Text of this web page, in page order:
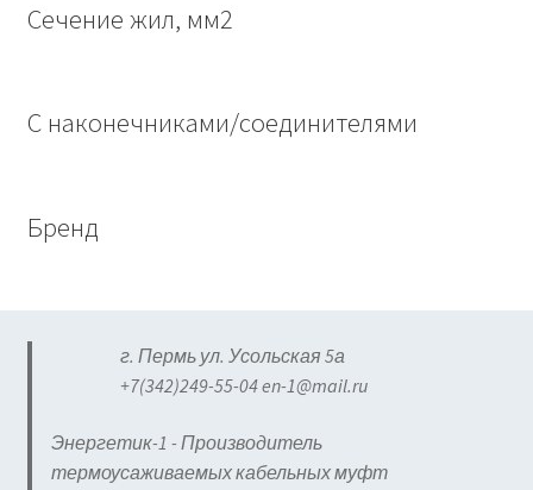
Сечение жил, мм2
С наконечниками/соединителями
Бренд
г. Пермь ул. Усольская 5а
+7(342)249-55-04 en-1@mail.ru
Энергетик-1 - Производитель
термоусаживаемых кабельных муфт